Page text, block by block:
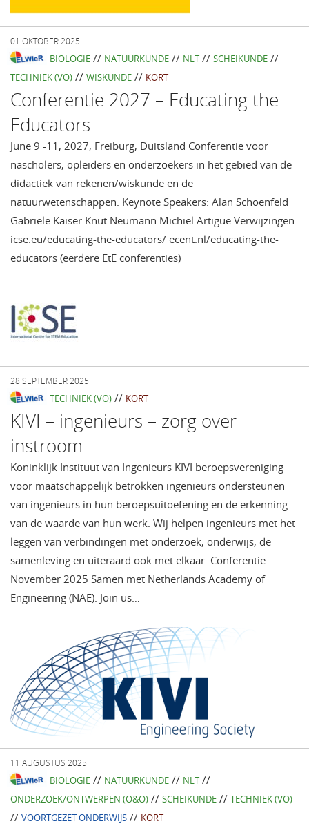
01 OKTOBER 2025
BIOLOGIE // NATUURKUNDE // NLT //SCHEIKUNDE //
TECHNIEK (VO) // WISKUNDE // KORT
Conferentie 2027 – Educating the
Educators
June 9 -11, 2027, Freiburg, Duitsland Conferentie voor
nascholers, opleiders en onderzoekers in het gebied van de
didactiek van rekenen/wiskunde en de
natuurwetenschappen. Keynote Speakers: Alan Schoenfeld
Gabriele Kaiser Knut Neumann Michiel Artigue Verwijzingen
icse.eu/educating-the-educators/ ecent.nl/educating-the-
educators (eerdere EtE conferenties)
28 SEPTEMBER 2025
TECHNIEK (VO) // KORT
KIVI – ingenieurs – zorg over
instroom
Koninklijk Instituut van Ingenieurs KIVI beroepsvereniging
voor maatschappelijk betrokken ingenieurs ondersteunen
van ingenieurs in hun beroepsuitoefening en de erkenning
van de waarde van hun werk. Wij helpen ingenieurs met het
leggen van verbindingen met onderzoek, onderwijs, de
samenleving en uiteraard ook met elkaar. Conferentie
November 2025 Samen met Netherlands Academy of
Engineering (NAE). Join us…
11 AUGUSTUS 2025
BIOLOGIE // NATUURKUNDE // NLT //
ONDERZOEK/ONTWERPEN (O&O) // SCHEIKUNDE // TECHNIEK (VO)
// VOORTGEZET ONDERWIJS // KORT